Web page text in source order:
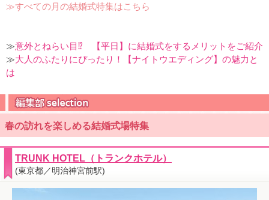
≫すべての月の結婚式特集はこちら
≫意外とねらい目⁉ 【平日】に結婚式をするメリットをご紹介
≫大人のふたりにぴったり！【ナイトウエディング】の魅力と
は
春の訪れを楽しめる結婚式場特集
TRUNK HOTEL（トランクホテル）
(東京都／明治神宮前駅)